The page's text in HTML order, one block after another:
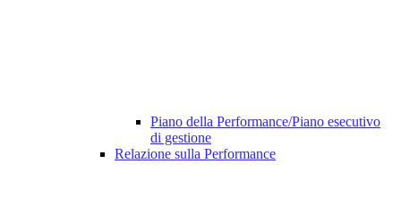
Piano della Performance/Piano esecutivo
di gestione
Relazione sulla Performance